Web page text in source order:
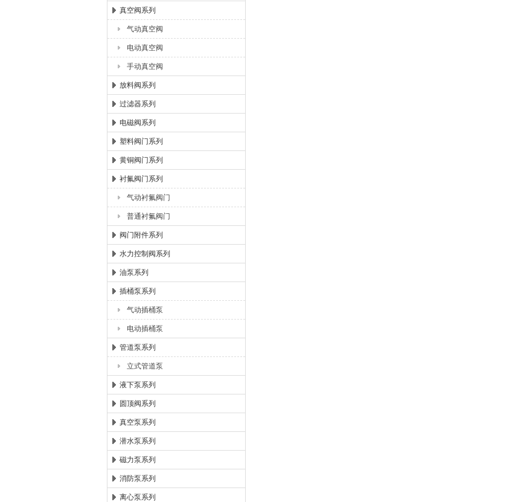
真空阀系列
气动真空阀
电动真空阀
手动真空阀
放料阀系列
过滤器系列
电磁阀系列
塑料阀门系列
黄铜阀门系列
衬氟阀门系列
气动衬氟阀门
普通衬氟阀门
阀门附件系列
水力控制阀系列
油泵系列
插桶泵系列
气动插桶泵
电动插桶泵
管道泵系列
立式管道泵
液下泵系列
圆顶阀系列
真空泵系列
潜水泵系列
磁力泵系列
消防泵系列
离心泵系列